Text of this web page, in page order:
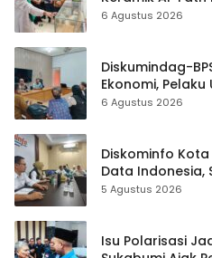
Hampir 500
6 Agustus 2026
Diskumindag-
Ekonomi,
Terbuka Beri Data
6 Agustus 2026
Diskominfo
Data Indonesia,
Kewilayahan
5 Agustus 2026
Isu Polarisasi